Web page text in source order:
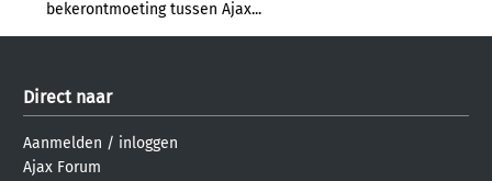
bekerontmoeting tussen Ajax...
Direct naar
Aanmelden / inloggen
Ajax Forum